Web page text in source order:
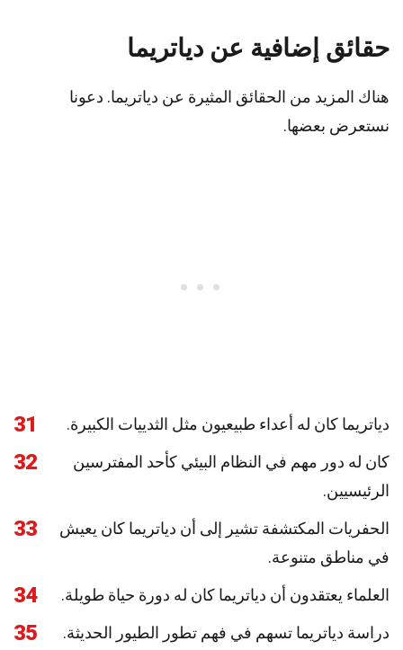
حقائق إضافية عن دياتريما
هناك المزيد من الحقائق المثيرة عن دياتريما. دعونا
نستعرض بعضها.
31 دياتريما كان له أعداء طبيعيون مثل الثدييات الكبيرة.
32
كان له دور مهم في النظام البيئي كأحد المفترسين
الرئيسيين.
33
الحفريات المكتشفة تشير إلى أن دياتريما كان يعيش
في مناطق متنوعة.
34 العلماء يعتقدون أن دياتريما كان له دورة حياة طويلة.
35 دراسة دياتريما تسهم في فهم تطور الطيور الحديثة.